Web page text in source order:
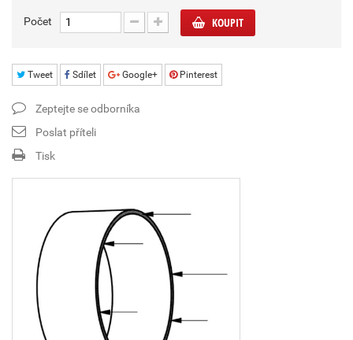
Počet KOUPIT
Tweet Sdílet Google+ Pinterest
Zeptejte se odborníka
Poslat příteli
Tisk